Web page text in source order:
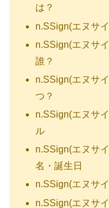
は？
n.SSign(エヌサ
n.SSign(エヌサ
誰？
n.SSign(エヌサ
つ？
n.SSign(エヌサ
ル
n.SSign(エヌサ
名・誕生日
n.SSign(エヌサ
n.SSign(エヌサ